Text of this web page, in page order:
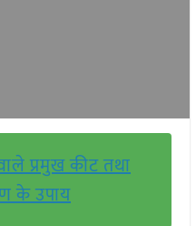
प्रमुख कीट तथा
के उपाय